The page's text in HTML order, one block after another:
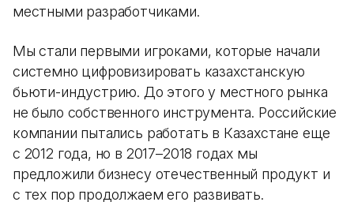
местными разработчиками.
Мы стали первыми игроками, которые начали
системно цифровизировать казахстанскую
бьюти-индустрию. До этого у местного рынка
не было собственного инструмента. Российские
компании пытались работать в Казахстане еще
с 2012 года, но в 2017–2018 годах мы
предложили бизнесу отечественный продукт и
с тех пор продолжаем его развивать.